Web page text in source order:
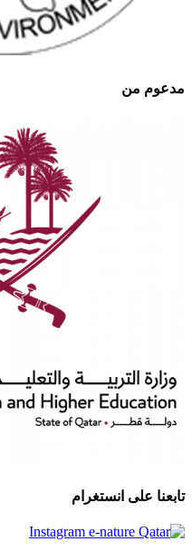
مدعوم من
تابعنا على انستغرام